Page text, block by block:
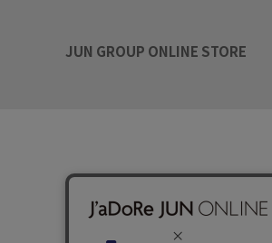
JUN GROUP ONLINE STORE